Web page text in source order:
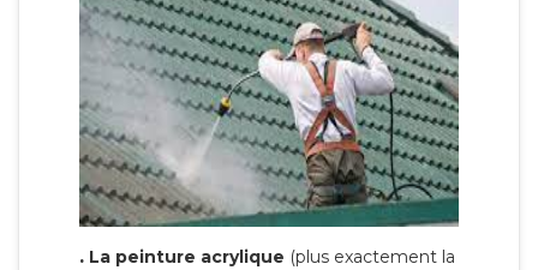
. La peinture acrylique (plus exactement la